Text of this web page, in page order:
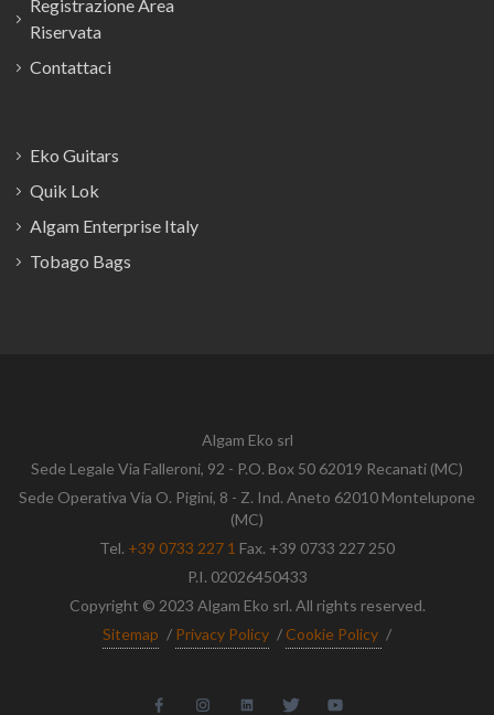
Registrazione Area
Riservata
Contattaci
Eko Guitars
Quik Lok
Algam Enterprise Italy
Tobago Bags
Algam Eko srl
Sede Legale Via Falleroni, 92 - P.O. Box 50 62019 Recanati (MC)
Sede Operativa Via O. Pigini, 8 - Z. Ind. Aneto 62010 Montelupone
(MC)
Tel. +39 0733 227 1 Fax. +39 0733 227 250
P.I. 02026450433
Copyright © 2023 Algam Eko srl. All rights reserved.
Sitemap / Privacy Policy / Cookie Policy /